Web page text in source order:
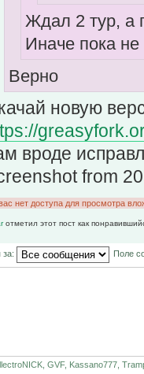
Ждал 2 тур, а
Иначе пока
Верно
новую
вроде
from
нет доступа для просмотра
отметил этот пост как
за: Поле
GVF, Kassano777,